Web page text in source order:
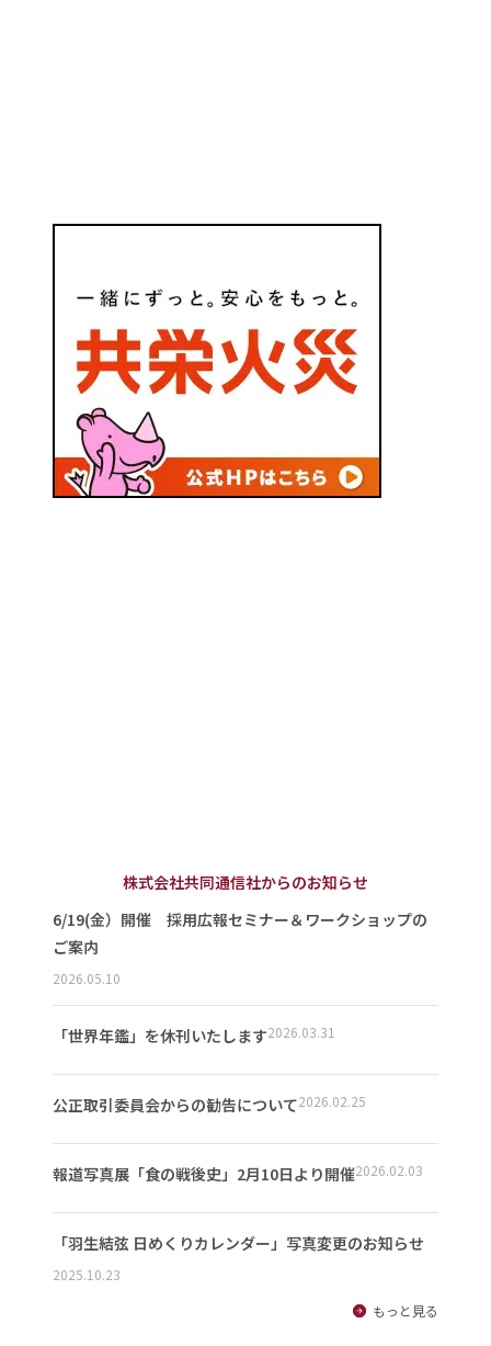
株式会社共同通信社からのお知らせ
6/19(金）開催 採用広報セミナー＆ワークショップの
ご案内
2026.05.10
「世界年鑑」を休刊いたします2026.03.31
公正取引委員会からの勧告について2026.02.25
報道写真展「食の戦後史」2月10日より開催2026.02.03
「羽生結弦 日めくりカレンダー」写真変更のお知らせ
2025.10.23
もっと見る